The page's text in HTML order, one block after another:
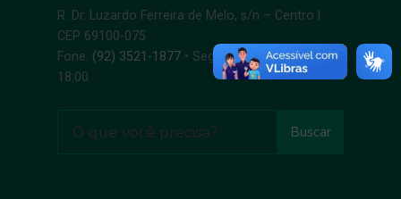
R. Dr. Luzardo Ferreira de Melo, s/n – Centro |
CEP 69100-075
Fone: (92) 3521-1877 • Segunda-Sexta, 8:00 –
18:00
Buscar